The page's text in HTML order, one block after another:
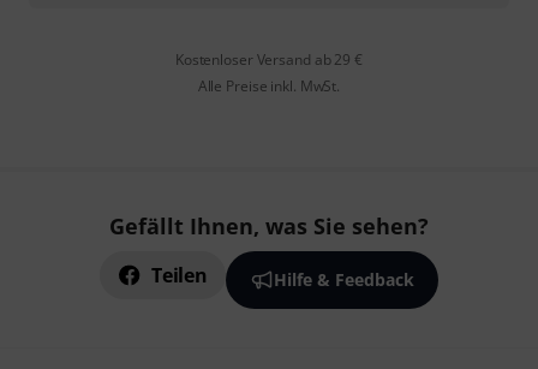
Kostenloser Versand ab 29 €
Alle Preise inkl. MwSt.
Gefällt Ihnen, was Sie sehen?
Teilen Hilfe & Feedback